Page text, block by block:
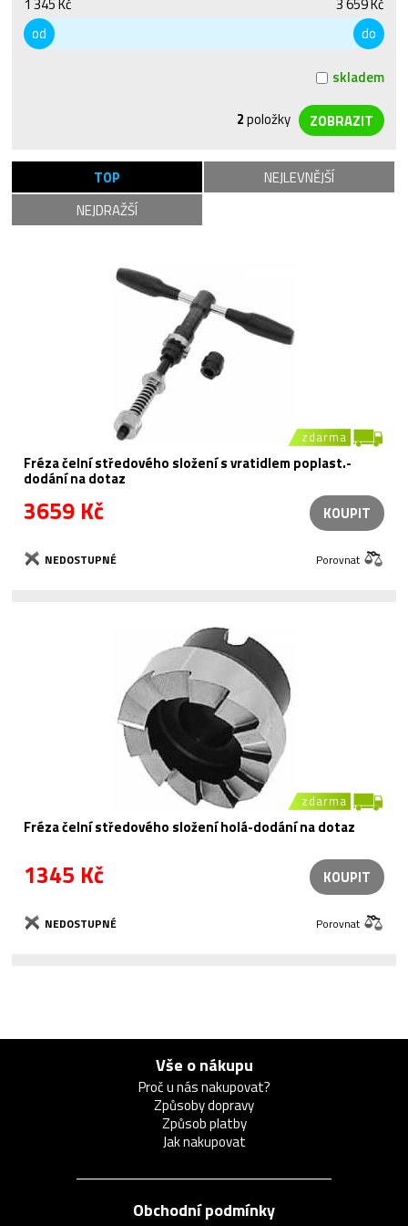
od
do
skladem
2položky
TOP
NEJLEVNĚJŠÍ
NEJDRAŽŠÍ
zdarma
Fréza čelní středového složení s vratidlem poplast.-
dodání na dotaz
3659 Kč KOUPIT
NEDOSTUPNÉ Porovnat
zdarma
Fréza čelní středového složení holá-dodání na dotaz
1345 Kč KOUPIT
NEDOSTUPNÉ Porovnat
Vše o nákupu
Proč u nás nakupovat?
Způsoby dopravy
Způsob platby
Jak nakupovat
Obchodní podmínky